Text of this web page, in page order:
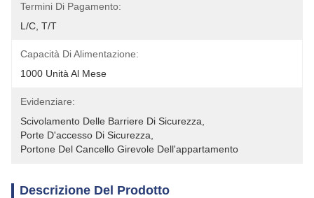
Termini Di Pagamento:
L/C, T/T
Capacità Di Alimentazione:
1000 Unità Al Mese
Evidenziare:
Scivolamento Delle Barriere Di Sicurezza
Porte D'accesso Di Sicurezza
Portone Del Cancello Girevole Dell'appartamento
Descrizione Del Prodotto